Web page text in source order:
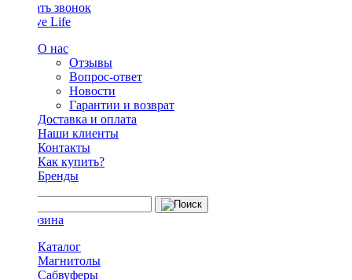
Заказать звонок
О нас
Отзывы
Вопрос-ответ
Новости
Гарантии и возврат
Доставка и оплата
Наши клиенты
Контакты
Как купить?
Бренды
Каталог
Магнитолы
Сабвуферы